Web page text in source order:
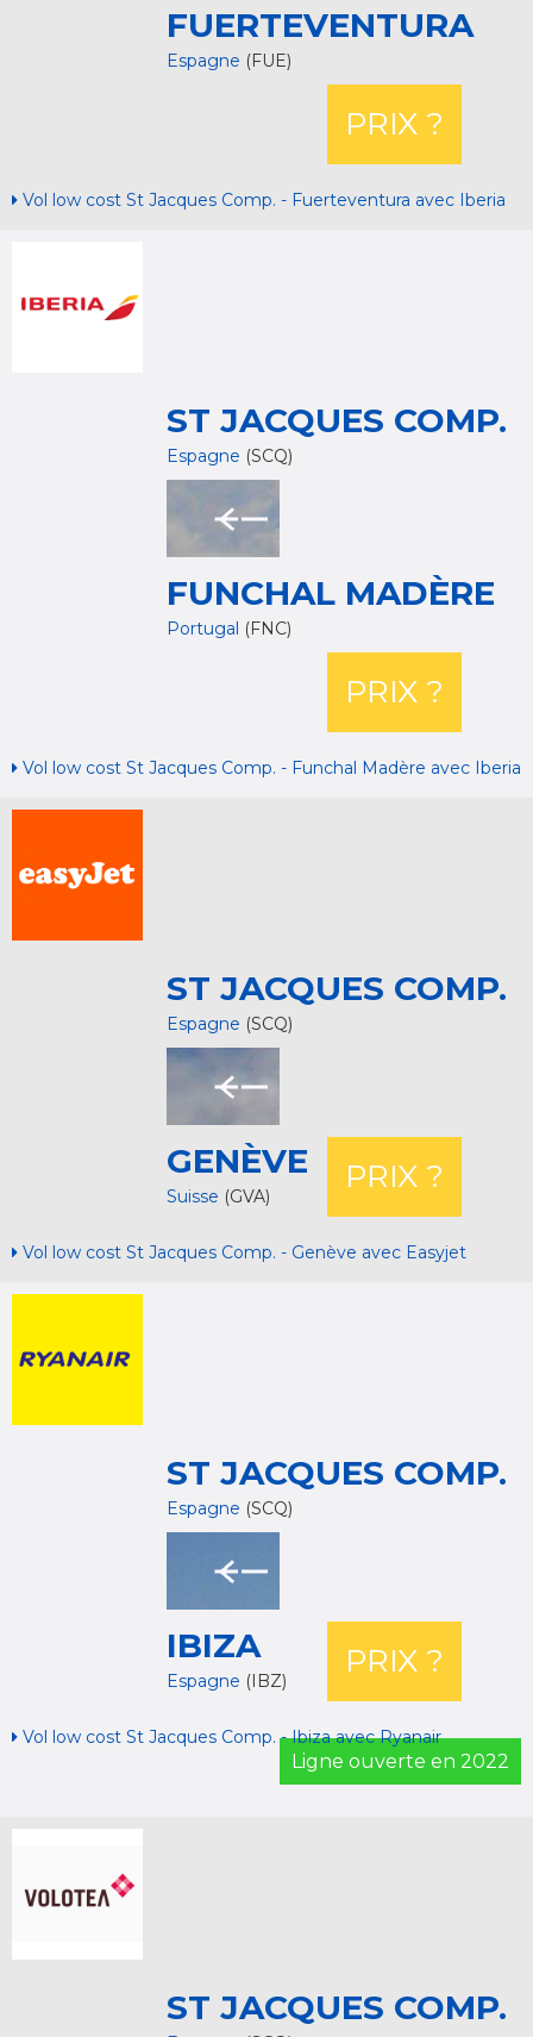
FUERTEVENTURA
Espagne (FUE)
PRIX ?
Vol low cost St Jacques Comp. - Fuerteventura avec Iberia
ST JACQUES COMP.
Espagne (SCQ)
FUNCHAL MADÈRE
Portugal (FNC)
PRIX ?
Vol low cost St Jacques Comp. - Funchal Madère avec Iberia
ST JACQUES COMP.
Espagne (SCQ)
GENÈVE
Suisse (GVA)
PRIX ?
Vol low cost St Jacques Comp. - Genève avec Easyjet
ST JACQUES COMP.
Espagne (SCQ)
IBIZA
Espagne (IBZ)
PRIX ?
Vol low cost St Jacques Comp. - Ibiza avec Ryanair
Ligne ouverte en 2022
ST JACQUES COMP.